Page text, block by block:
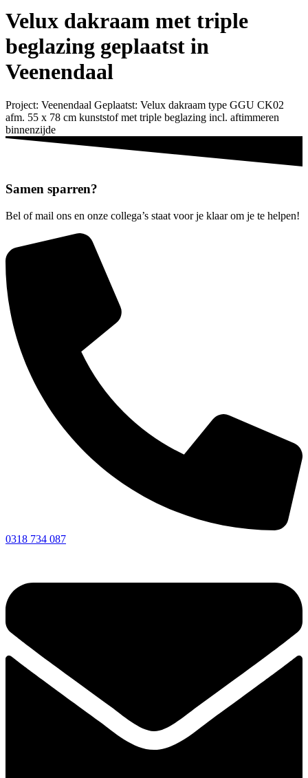
Velux dakraam met triple
beglazing geplaatst in
Veenendaal
Project: Veenendaal Geplaatst: Velux dakraam type GGU CK02
afm. 55 x 78 cm kunststof met triple beglazing incl. aftimmeren
binnenzijde
Samen sparren?
Bel of mail ons en onze collega’s staat voor je klaar om je te helpen!
0318 734 087